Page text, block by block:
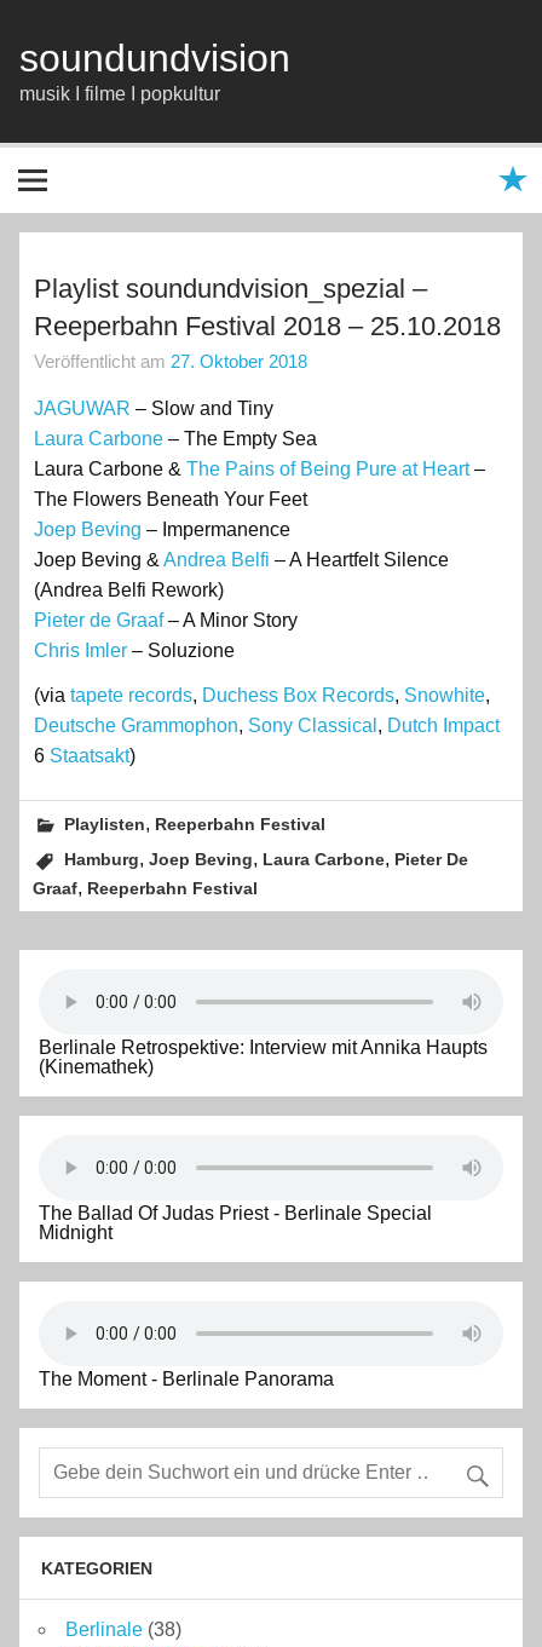
springen
soundundvision
musik I filme I popkultur
Playlist soundundvision_spezial –
Reeperbahn Festival 2018 – 25.10.2018
Veröffentlicht am 27. Oktober 2018
JAGUWAR – Slow and Tiny
Laura Carbone – The Empty Sea
Laura Carbone & The Pains of Being Pure at Heart–
The Flowers Beneath Your Feet
Joep Beving – Impermanence
Joep Beving & Andrea Belfi – A Heartfelt Silence
(Andrea Belfi Rework)
Pieter de Graaf– A Minor Story
Chris Imler – Soluzione
(via tapete records, Duchess Box Records, Snowhite,
Deutsche Grammophon, Sony Classical , Dutch Impact
6 Staatsakt)
Playlisten, Reeperbahn Festival
Hamburg,Joep Beving, Laura Carbone, Pieter De
Graaf, Reeperbahn Festival
Berlinale Retrospektive: Interview mit Annika Haupts
(Kinemathek)
The Ballad Of Judas Priest - Berlinale Special
Midnight
The Moment - Berlinale Panorama
KATEGORIEN
Berlinale (38)